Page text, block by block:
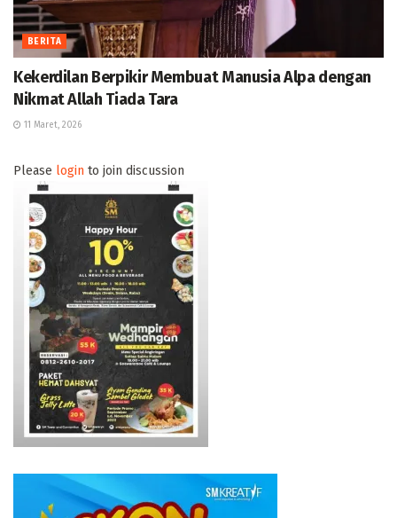
BERITA
Kekerdilan Berpikir Membuat Manusia Alpa dengan
Nikmat Allah Tiada Tara
11 Maret, 2026
Please login to join discussion